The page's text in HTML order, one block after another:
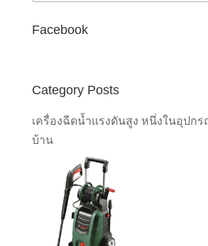
Facebook
Category Posts
เครื่องฉีดน้ำแรงดันสูง หนึ่งในอุปก
บ้าน